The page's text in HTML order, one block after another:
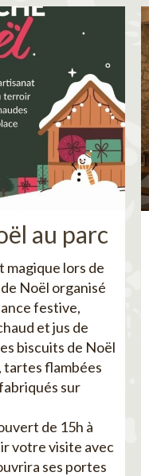
au parc
magique lors de
Noël organisé
festive,
et jus de
biscuits de Noël
tartes flambées
sur
de 15h à
votre visite avec
ses portes